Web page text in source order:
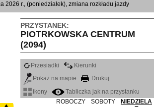
2026 r., (poniedziałek), zmiana rozkładu jazdy
PRZYSTANEK:
PIOTRKOWSKA CENTRUM
(2094)
Przesiadki
Kierunki
Pokaż na mapie
Drukuj
ikony
Tabliczka jak na przystanku
ROBOCZY
SOBOTY
NIEDZIELA